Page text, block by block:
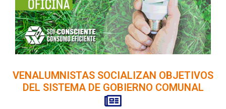
VENALUMNISTAS SOCIALIZAN OBJETIVOS
DEL SISTEMA DE GOBIERNO COMUNAL